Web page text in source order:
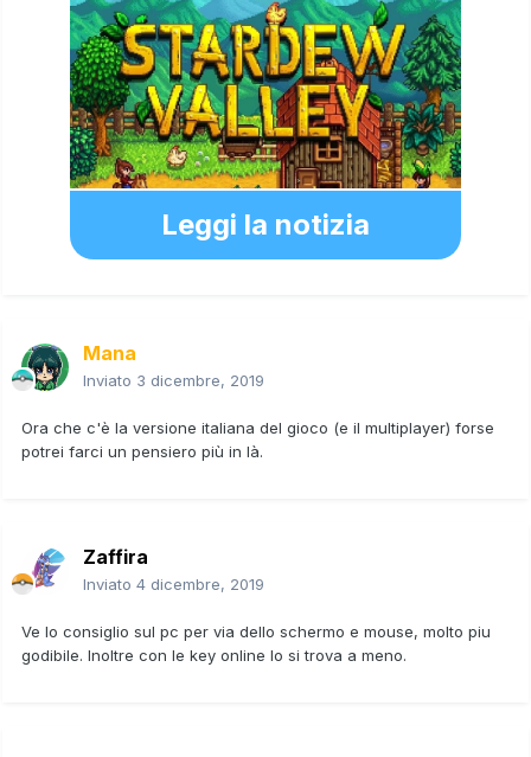
Leggi la notizia
Mana
Inviato 3 dicembre, 2019
Ora che c'è la versione italiana del gioco (e il multiplayer) forse
potrei farci un pensiero più in là.
Zaffira
Inviato 4 dicembre, 2019
Ve lo consiglio sul pc per via dello schermo e mouse, molto piu
godibile. Inoltre con le key online lo si trova a meno.